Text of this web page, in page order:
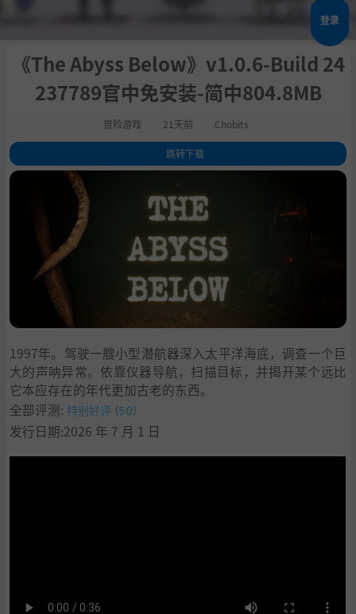
登录
《The Abyss Below》v1.0.6-Build 24
237789官中免安装-简中804.8MB
冒险游戏 21天前 Chobits
跳转下载
1.关于此游戏
依靠仪器导航
扫描未知目标
追踪异常源
系统需求
支持作者
设置中文
1997年。驾驶一艘小型潜航器深入太平洋海底，调查一个巨
大的声呐异常。依靠仪器导航，扫描目标，并揭开某个远比
它本应存在的年代更加古老的东西。
全部评测: 特别好评 (50)
发行日期:2026 年 7 月 1 日